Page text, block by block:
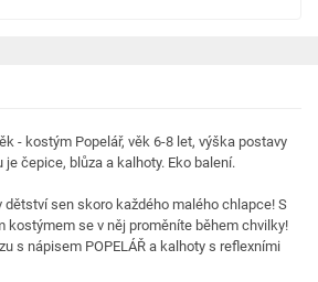
- kostým Popelář, věk 6-8 let, výška postavy
čepice, blůza a kalhoty. Eko balení.
dětství sen skoro každého malého chlapce! S
kostýmem se v něj proměníte během chvilky!
s nápisem POPELÁŘ a kalhoty s reflexními